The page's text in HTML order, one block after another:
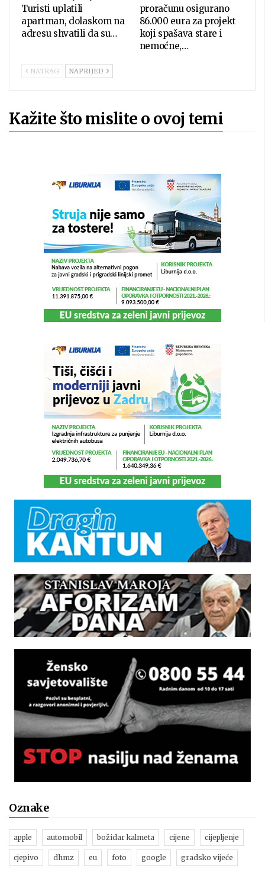
Turisti uplatili
apartman, dolaskom na
adresu shvatili da su…
proračunu osigurano
86.000 eura za projekt
koji spašava stare i
nemoćne,…
NATRAG NAPRIJED
Kažite što mislite o ovoj temi
Oznake
apple automobil božidar kalmeta cijene cijepljenje
cjepivo dhmz eu foto google gradsko vijeće